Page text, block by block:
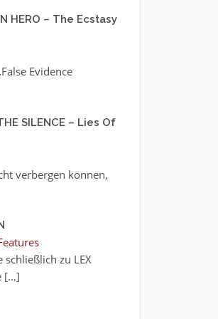
HERO – The Ecstasy
Evidence
SILENCE – Lies Of
verbergen können,
schließlich zu LEX
[…]